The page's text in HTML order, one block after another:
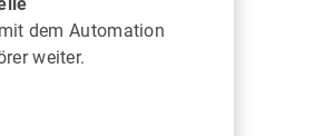
dem Automation
weiter.